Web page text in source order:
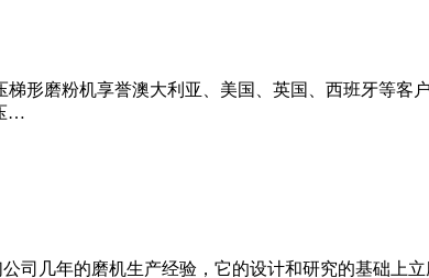
梯形磨粉机享誉澳大利亚、美国、英国、西班牙等
…
司几年的磨机生产经验，它的设计和研究的基础上